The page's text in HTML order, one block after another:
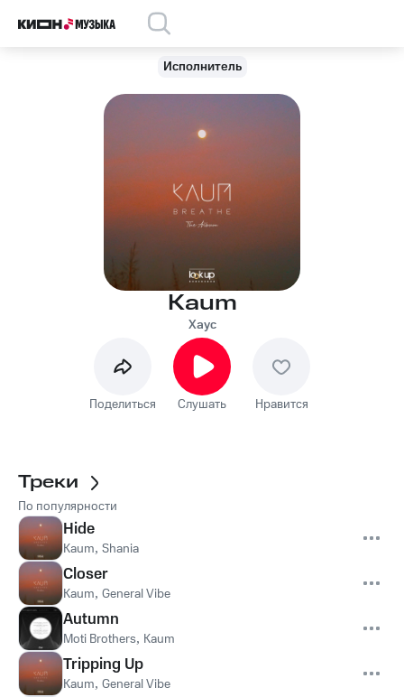
Исполнитель
Kaum
Хаус
Поделиться Слушать Нравится
Треки
По популярности
Hide
Kaum, Shania
Closer
Kaum, General Vibe
Autumn
Moti Brothers, Kaum
Tripping Up
Kaum, General Vibe